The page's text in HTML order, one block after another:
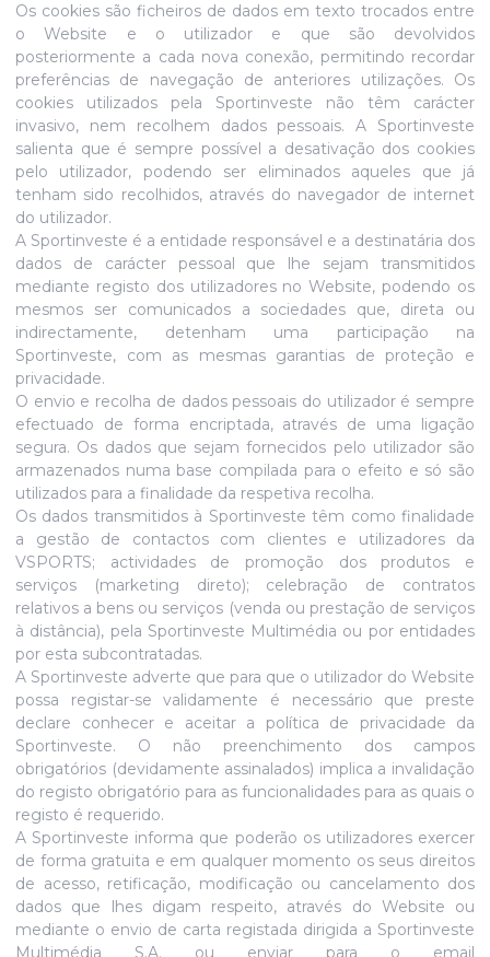
Os cookies são ficheiros de dados em texto trocados entre
o Website e o utilizador e que são devolvidos
posteriormente a cada nova conexão, permitindo recordar
preferências de navegação de anteriores utilizações. Os
cookies utilizados pela Sportinveste não têm carácter
invasivo, nem recolhem dados pessoais. A Sportinveste
salienta que é sempre possível a desativação dos cookies
pelo utilizador, podendo ser eliminados aqueles que já
tenham sido recolhidos, através do navegador de internet
do utilizador.
A Sportinveste é a entidade responsável e a destinatária dos
dados de carácter pessoal que lhe sejam transmitidos
mediante registo dos utilizadores no Website, podendo os
mesmos ser comunicados a sociedades que, direta ou
indirectamente, detenham uma participação na
Sportinveste, com as mesmas garantias de proteção e
privacidade.
O envio e recolha de dados pessoais do utilizador é sempre
efectuado de forma encriptada, através de uma ligação
segura. Os dados que sejam fornecidos pelo utilizador são
armazenados numa base compilada para o efeito e só são
utilizados para a finalidade da respetiva recolha.
Os dados transmitidos à Sportinveste têm como finalidade
a gestão de contactos com clientes e utilizadores da
VSPORTS; actividades de promoção dos produtos e
serviços (marketing direto); celebração de contratos
relativos a bens ou serviços (venda ou prestação de serviços
à distância), pela Sportinveste Multimédia ou por entidades
por esta subcontratadas.
A Sportinveste adverte que para que o utilizador do Website
possa registar-se validamente é necessário que preste
declare conhecer e aceitar a política de privacidade da
Sportinveste. O não preenchimento dos campos
obrigatórios (devidamente assinalados) implica a invalidação
do registo obrigatório para as funcionalidades para as quais o
registo é requerido.
A Sportinveste informa que poderão os utilizadores exercer
de forma gratuita e em qualquer momento os seus direitos
de acesso, retificação, modificação ou cancelamento dos
dados que lhes digam respeito, através do Website ou
mediante o envio de carta registada dirigida a Sportinveste
Multimédia S.A. ou enviar para o email